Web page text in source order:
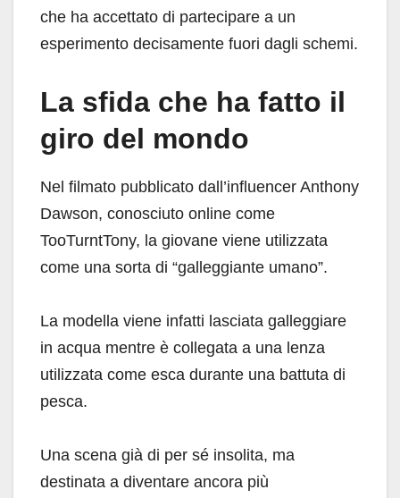
che ha accettato di partecipare a un
esperimento decisamente fuori dagli schemi.
La sfida che ha fatto il
giro del mondo
Nel filmato pubblicato dall’influencer Anthony
Dawson, conosciuto online come
TooTurntTony, la giovane viene utilizzata
come una sorta di “galleggiante umano”.
La modella viene infatti lasciata galleggiare
in acqua mentre è collegata a una lenza
utilizzata come esca durante una battuta di
pesca.
Una scena già di per sé insolita, ma
destinata a diventare ancora più